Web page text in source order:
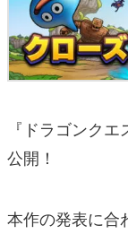
『ドラゴンク
公開！
本作の発表に合